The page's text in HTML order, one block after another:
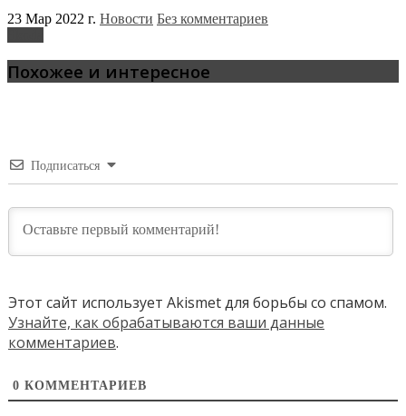
23 Мар 2022 г. Новости Без комментариев
Похожее и интересное
Подписаться
Этот сайт использует Akismet для борьбы со спамом.
Узнайте, как обрабатываются ваши данные
комментариев.
0 КОММЕНТАРИЕВ